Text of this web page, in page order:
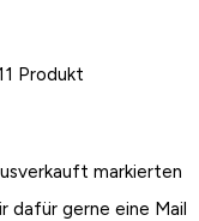
1 Produkt
markierten
dafür gerne eine Mail